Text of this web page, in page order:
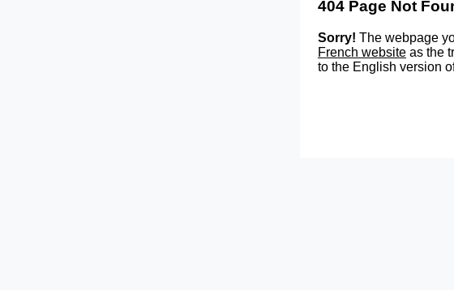
404 Page Not
Sorry! The webpage
French website as the
to the English version